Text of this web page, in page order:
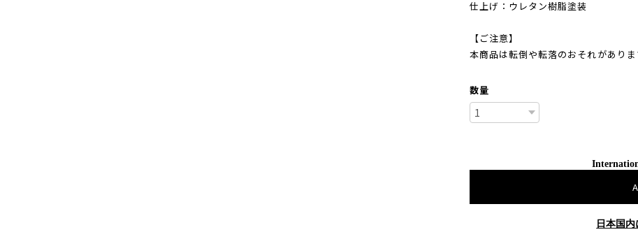
仕上げ：ウレタン樹脂塗装
【ご注意】
本商品は転倒や転落のおそれがあり
数量
日本国